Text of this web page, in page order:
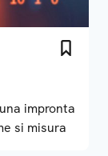
impronta
si misura